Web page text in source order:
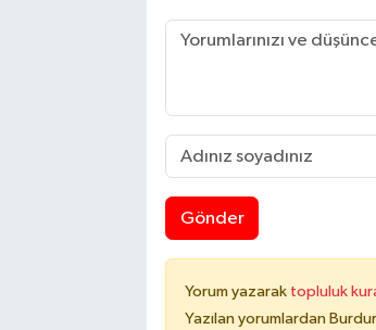
Gönder
Yorum yazarak topluluk
Yazılan yorumlardan